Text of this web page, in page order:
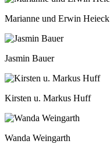
Marianne und Erwin Heieck
Jasmin Bauer
Kirsten u. Markus Huff
Wanda Weingarth